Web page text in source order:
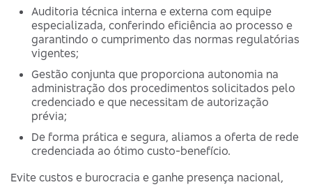
Auditoria técnica interna e externa com equipe
especializada, conferindo eficiência ao processo e
garantindo o cumprimento das normas regulatórias
vigentes;
Gestão conjunta que proporciona autonomia na
administração dos procedimentos solicitados pelo
credenciado e que necessitam de autorização
prévia;
De forma prática e segura, aliamos a oferta de rede
credenciada ao ótimo custo-benefício.
Evite custos e burocracia e ganhe presença nacional,